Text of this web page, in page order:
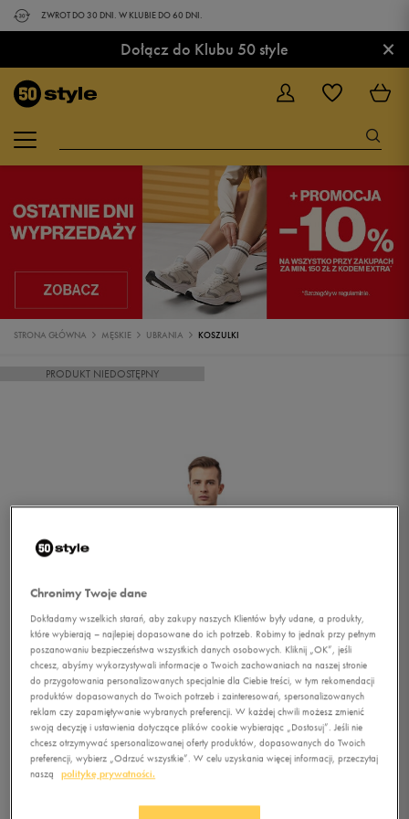
ZWROT DO 30 DNI. W KLUBIE DO 60 DNI.
Dołącz do Klubu 50 style ×
STRONA GŁÓWNA MĘSKIE UBRANIA KOSZULKI
PRODUKT NIEDOSTĘPNY
1/5
Chronimy Twoje dane
Dokładamy wszelkich starań, aby zakupy naszych Klientów były udane, a produkty,
które wybierają – najlepiej dopasowane do ich potrzeb. Robimy to jednak przy pełnym
poszanowaniu bezpieczeństwa wszystkich danych osobowych. Kliknij „OK”, jeśli
chcesz, abyśmy wykorzystywali informacje o Twoich zachowaniach na naszej stronie
do przygotowania personalizowanych specjalnie dla Ciebie treści, w tym rekomendacji
produktów dopasowanych do Twoich potrzeb i zainteresowań, spersonalizowanych
reklam czy zapamiętywanie wybranych preferencji. W każdej chwili możesz zmienić
swoją decyzję i ustawienia dotyczące plików cookie wybierając „Dostosuj”. Jeśli nie
chcesz otrzymywać spersonalizowanej oferty produktów, dopasowanych do Twoich
preferencji, wybierz „Odrzuć wszystkie”. W celu uzyskania więcej informacji, przeczytaj
naszą
politykę prywatności.